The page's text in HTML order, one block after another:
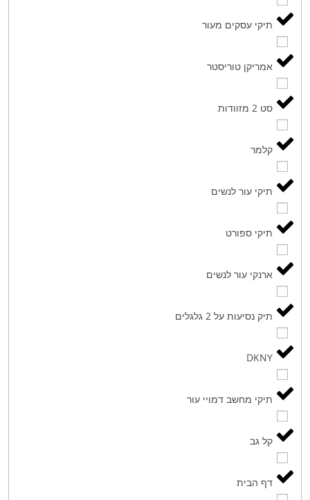
תיקי עסקים מעור
אמריקן טוריסטר
סט 2 מזוודות
קלמר
תיקי עור לנשים
תיקי ספורט
ארנקי עור לנשים
תיק נסיעות על 2 גלגלים
DKNY
תיקי מחשב דמויי עור
קל גב
דף הבית